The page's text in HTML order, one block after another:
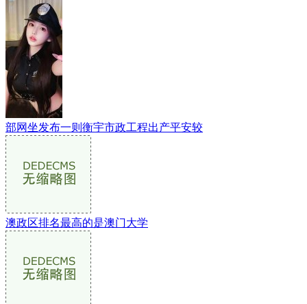
部网坐发布一则衡宇市政工程出产平安较
澳政区排名最高的是澳门大学